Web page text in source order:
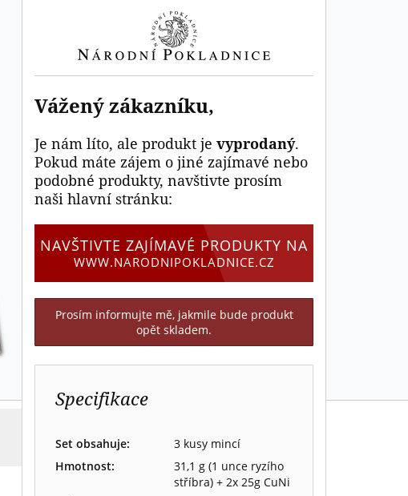
Vážený zákazníku,
Je nám líto, ale produkt je vyprodaný.
Pokud máte zájem o jiné zajímavé nebo
podobné produkty, navštivte prosím
naši hlavní stránku:
NAVŠTIVTE ZAJÍMAVÉ PRODUKTY NA
WWW.NARODNIPOKLADNICE.CZ
Prosím informujte mě, jakmile bude produkt
opět skladem.
Specifikace
Set obsahuje:
3 kusy mincí
Hmotnost:
31,1 g (1 unce ryzího
stříbra) + 2x 25g CuNi